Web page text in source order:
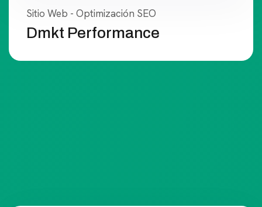
Sitio Web - Optimización SEO
Dmkt Performance